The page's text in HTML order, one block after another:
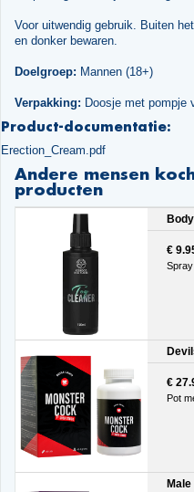
Voor uitwendig gebruik. Buiten
en donker bewaren.
Doelgroep: Mannen (18+)
Verpakking: Doosje met pompje
Product-documentatie:
Erection_Cream.pdf
Andere mensen
producten
€
€
Pot